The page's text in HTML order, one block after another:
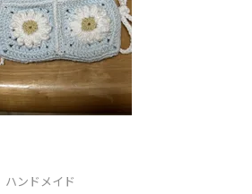
ハンドメイド